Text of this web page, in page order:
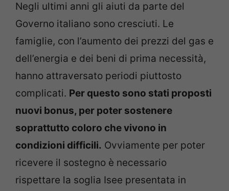
Negli ultimi anni gli aiuti da parte del
Governo italiano sono cresciuti. Le
famiglie, con l’aumento dei prezzi del gas e
dell’energia e dei beni di prima necessità,
hanno attraversato periodi piuttosto
complicati. Per questo sono stati proposti
nuovi bonus, per poter sostenere
soprattutto coloro che vivono in
condizioni difficili. Ovviamente per poter
ricevere il sostegno è necessario
rispettare la soglia Isee presentata in